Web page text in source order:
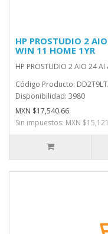
HP PROSTUDIO 2
WIN 11 HOME 1YR
HP PROSTUDIO 2 AIO 24
Código Producto:
Disponibilidad: 3980
MXN $17,540.66
Sin impuestos: MXN